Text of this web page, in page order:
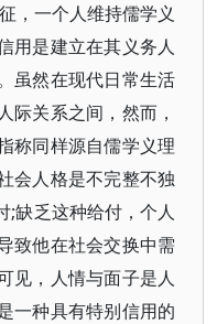
，一个人维持儒学义
用是建立在其义务人
虽然在现代日常生活
际关系之间，然而，
称同样源自儒学义理
会人格是不完整不独
;缺乏这种给付，个人
致他在社会交换中需
见，人情与面子是人
一种具有特别信用的